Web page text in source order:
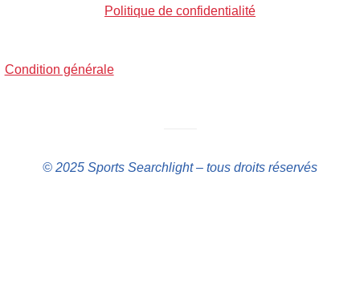
Politique de confidentialité
Condition générale
© 2025 Sports Searchlight – tous droits réservés